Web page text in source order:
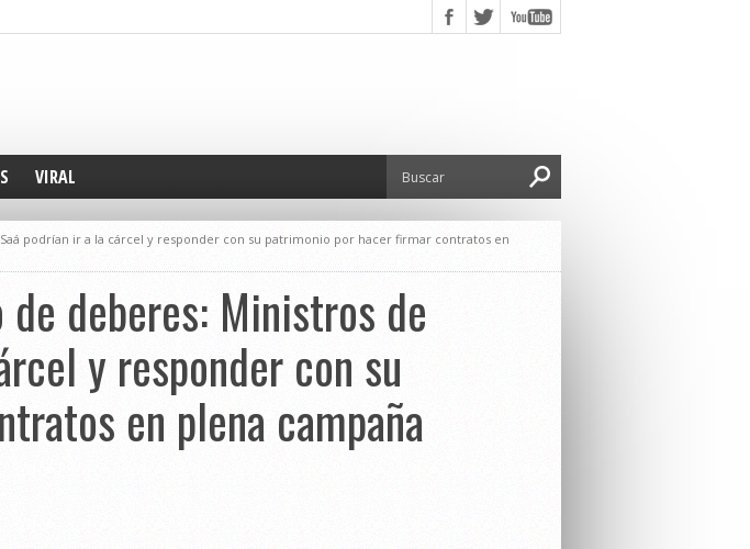
VIRAL
podrían ir a la cárcel y responder con su patrimonio por hacer firmar contratos en
deberes: Ministros de
y responder con su
en plena campaña